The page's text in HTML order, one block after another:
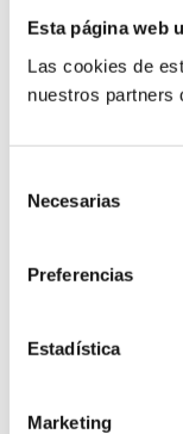
Esta página web
Las cookies de
nuestros partners
Necesarias
Preferencias
Estadística
Marketing